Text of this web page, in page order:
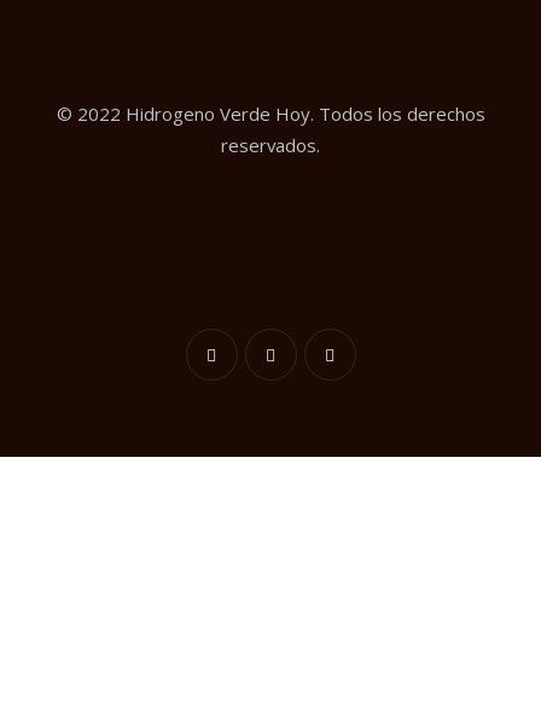
© 2022 Hidrogeno Verde Hoy. Todos los derechos
reservados.